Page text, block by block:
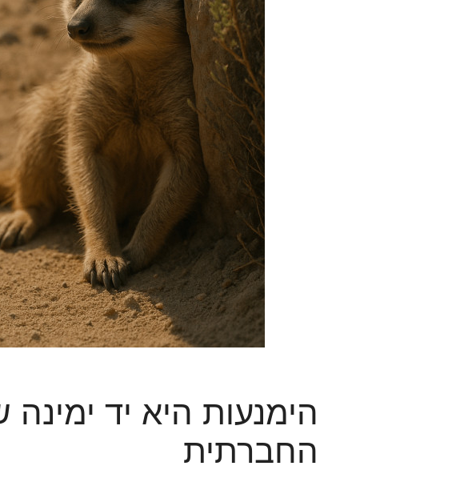
הימנעות היא יד
החברתית